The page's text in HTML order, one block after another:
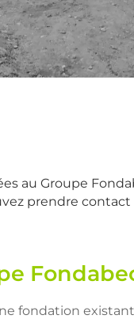
au Groupe
prendre contact
fondation